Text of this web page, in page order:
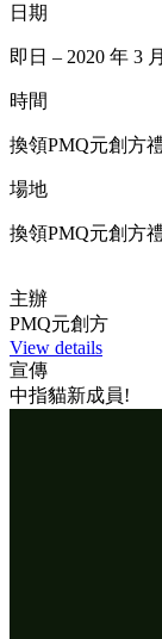
日期
即日 – 2020 年 3
時間
換領PMQ元創方
場地
換領PMQ元創方
主辦
PMQ元創方
View details
宣傳
中指貓新成員!